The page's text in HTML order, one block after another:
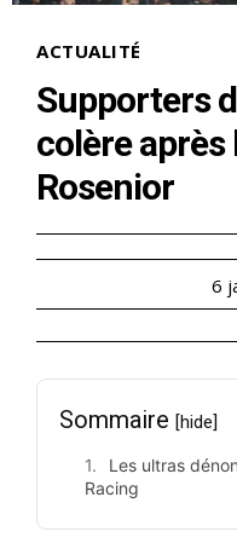
ACTUALITÉ
Supporters
colère après
Rosenior
6
Sommaire [hide]
Les ultras
Racing